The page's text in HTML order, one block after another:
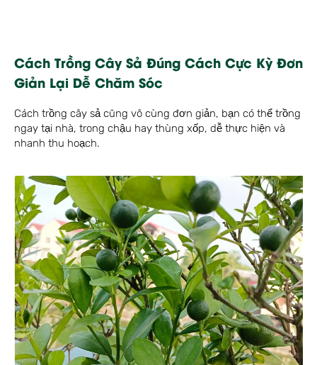
Cách Trồng Cây Sả Đúng Cách Cực Kỳ Đơn
Giản Lại Dễ Chăm Sóc
Cách trồng cây sả cũng vô cùng đơn giản, bạn có thể trồng
ngay tại nhà, trong chậu hay thùng xốp, dễ thực hiện và
nhanh thu hoạch.